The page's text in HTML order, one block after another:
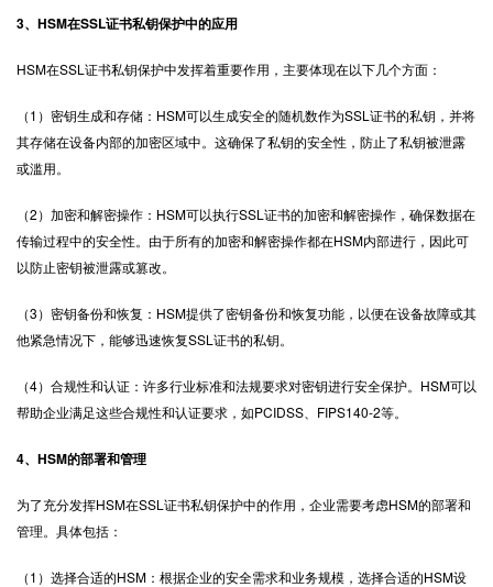
3、HSM在SSL证书私钥保护中的应用
HSM在SSL证书私钥保护中发挥着重要作用，主要体现在以下几个方面：
（1）密钥生成和存储：HSM可以生成安全的随机数作为SSL证书的私钥，并将
其存储在设备内部的加密区域中。这确保了私钥的安全性，防止了私钥被泄露
或滥用。
（2）加密和解密操作：HSM可以执行SSL证书的加密和解密操作，确保数据在
传输过程中的安全性。由于所有的加密和解密操作都在HSM内部进行，因此可
以防止密钥被泄露或篡改。
（3）密钥备份和恢复：HSM提供了密钥备份和恢复功能，以便在设备故障或其
他紧急情况下，能够迅速恢复SSL证书的私钥。
（4）合规性和认证：许多行业标准和法规要求对密钥进行安全保护。HSM可以
帮助企业满足这些合规性和认证要求，如PCIDSS、FIPS140-2等。
4、HSM的部署和管理
为了充分发挥HSM在SSL证书私钥保护中的作用，企业需要考虑HSM的部署和
管理。具体包括：
（1）选择合适的HSM：根据企业的安全需求和业务规模，选择合适的HSM设